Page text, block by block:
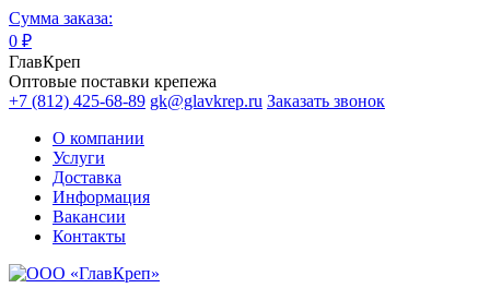
Сумма заказа:
0 ₽
ГлавКреп
Оптовые поставки крепежа
+7 (812) 425-68-89 gk@glavkrep.ru Заказать звонок
О компании
Услуги
Доставка
Информация
Вакансии
Контакты